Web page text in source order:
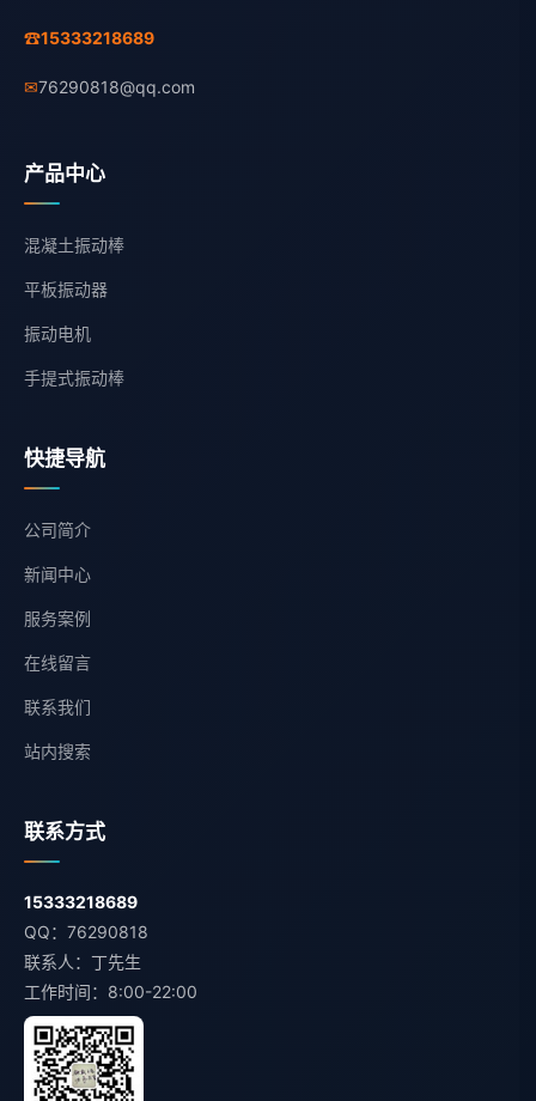
☎15333218689
✉76290818@qq.com
产品中心
混凝土振动棒
平板振动器
振动电机
手提式振动棒
快捷导航
公司简介
新闻中心
服务案例
在线留言
联系我们
站内搜索
联系方式
15333218689
QQ：76290818
联系人：丁先生
工作时间：8:00-22:00